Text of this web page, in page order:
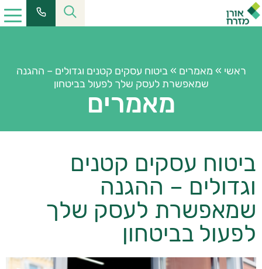
ראשי » מאמרים »ביטוח עסקים קטנים וגדולים – ההגנה
שמאפשרת לעסק שלך לפעול בביטחון
מאמרים
ביטוח עסקים קטנים
וגדולים – ההגנה
שמאפשרת לעסק שלך
לפעול בביטחון